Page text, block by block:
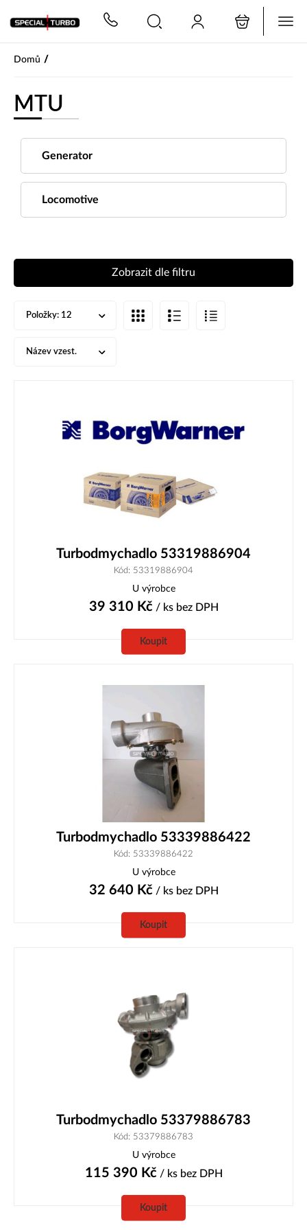
Domů /
MTU
Generator
Locomotive
Zobrazit dle filtru
Položky: 12
Název vzest.
Turbodmychadlo 53319886904
Kód: 53319886904
U výrobce
39 310 Kč/ ks bez DPH
Koupit
Turbodmychadlo 53339886422
Kód: 53339886422
U výrobce
32 640 Kč/ ks bez DPH
Koupit
Turbodmychadlo 53379886783
Kód: 53379886783
U výrobce
115 390 Kč/ ks bez DPH
Koupit